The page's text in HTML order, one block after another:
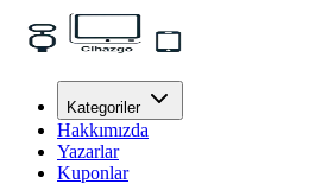
Kategoriler
Hakkımızda
Yazarlar
Kuponlar